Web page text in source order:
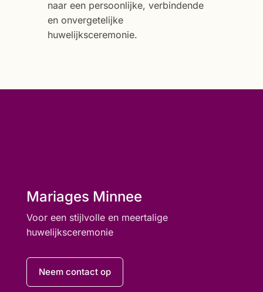
naar een persoonlijke, verbindende
en onvergetelijke
huwelijksceremonie.
Mariages Minnee
Voor een stijlvolle en meertalige
huwelijksceremonie
Neem contact op